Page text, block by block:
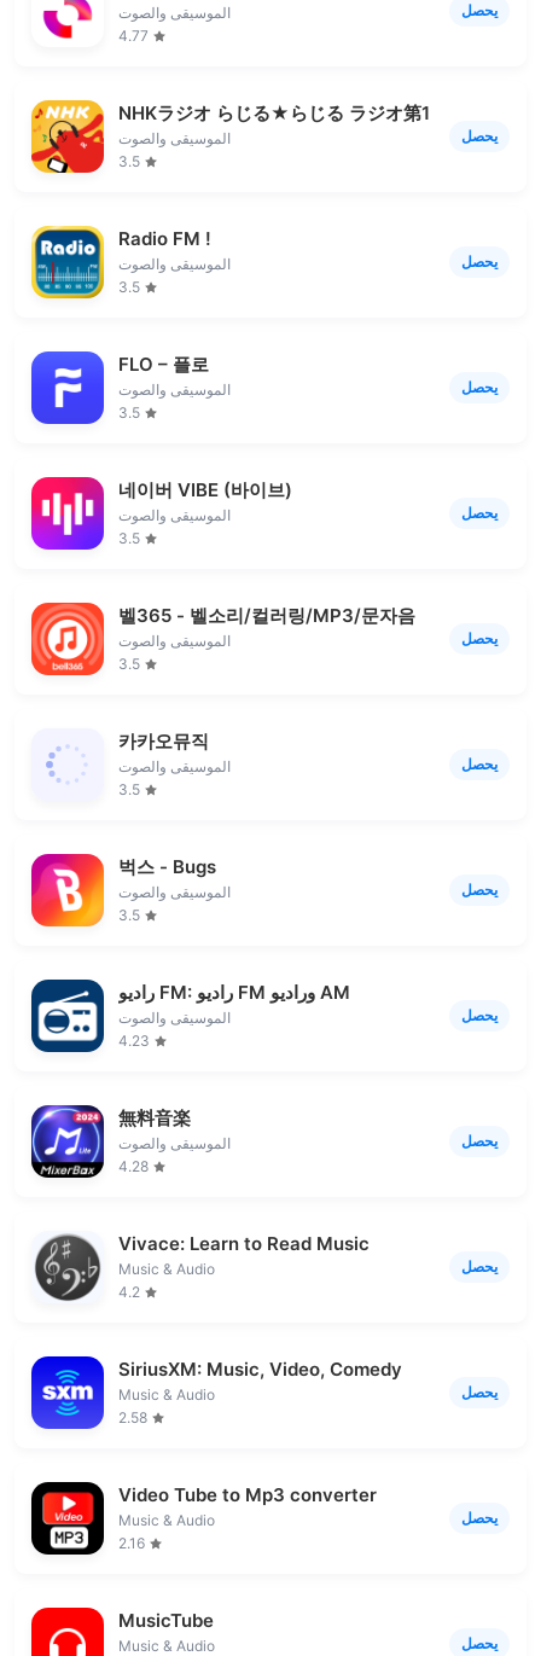
الموسيقى والصوت
4.77
يحصل
NHKラジオ らじる★らじる ラジオ第1・第2・
الموسيقى والصوت
3.5
يحصل
Radio FM !
الموسيقى والصوت
3.5
يحصل
FLO – 플로
الموسيقى والصوت
3.5
يحصل
네이버 VIBE (바이브)
الموسيقى والصوت
3.5
يحصل
벨365 - 벨소리/컬러링/MP3/문자음
الموسيقى والصوت
3.5
يحصل
카카오뮤직
الموسيقى والصوت
3.5
يحصل
벅스 - Bugs
الموسيقى والصوت
3.5
يحصل
راديو FM: راديو FM وراديو AM
الموسيقى والصوت
4.23
يحصل
無料音楽
الموسيقى والصوت
4.28
يحصل
Vivace: Learn to Read Music
Music & Audio
4.2
يحصل
SiriusXM: Music, Video, Comedy
Music & Audio
2.58
يحصل
Video Tube to Mp3 converter
Music & Audio
2.16
يحصل
MusicTube
Music & Audio يحصل